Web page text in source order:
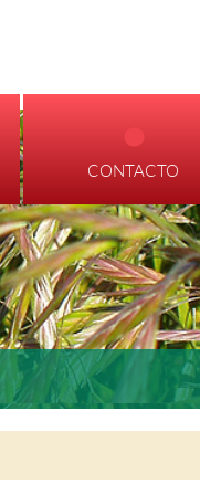
CONTACTO
SUCURSALES
CONTACTO